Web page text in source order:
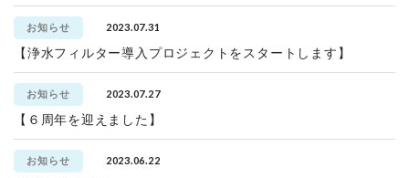
お知らせ 2023.07.31
【浄水フィルター導入プロジェクトをスタートします】
お知らせ 2023.07.27
【６周年を迎えました】
お知らせ 2023.06.22